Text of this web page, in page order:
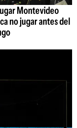
Montevideo
no jugar antes del